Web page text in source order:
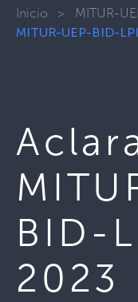
Inicio > MITUR-
MITUR-UEP-BID-
BID-
2023